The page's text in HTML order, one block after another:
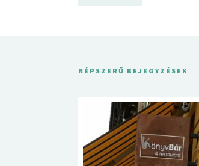
NÉPSZERŰ BEJEGYZÉSEK